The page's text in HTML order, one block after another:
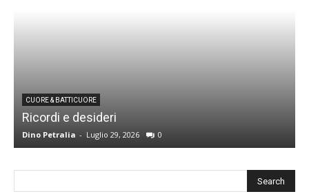
CUORE & BATTICUORE
Ricordi e desideri
Dino Petralia - Luglio 29, 2026 0